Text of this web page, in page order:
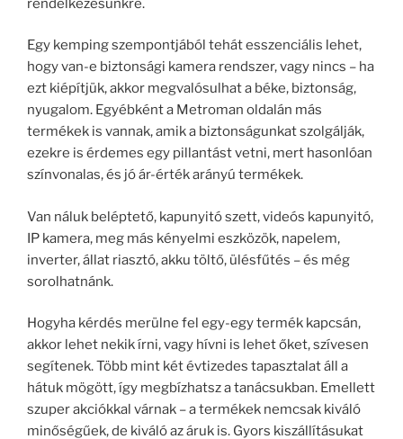
Egy kemping szempontjából tehát esszenciális lehet,
hogy van-e biztonsági kamera rendszer, vagy nincs – ha
ezt kiépítjük, akkor megvalósulhat a béke, biztonság,
nyugalom. Egyébként a Metroman oldalán más
termékek is vannak, amik a biztonságunkat szolgálják,
ezekre is érdemes egy pillantást vetni, mert hasonlóan
színvonalas, és jó ár-érték arányú termékek.
Van náluk beléptető, kapunyitó szett, videós kapunyitó,
IP kamera, meg más kényelmi eszközök, napelem,
inverter, állat riasztó, akku töltő, ülésfűtés – és még
sorolhatnánk.
Hogyha kérdés merülne fel egy-egy termék kapcsán,
akkor lehet nekik írni, vagy hívni is lehet őket, szívesen
segítenek. Több mint két évtizedes tapasztalat áll a
hátuk mögött, így megbízhatsz a tanácsukban. Emellett
szuper akciókkal várnak – a termékek nemcsak kiváló
minőségűek, de kiváló az áruk is. Gyors kiszállításukat